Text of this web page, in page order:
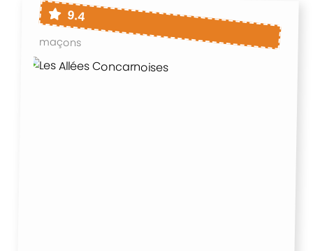
9.4
maçons